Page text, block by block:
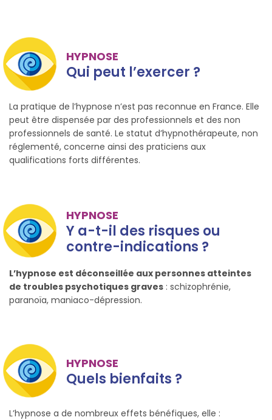
HYPNOSE
Qui peut l’exercer ?
La pratique de l’hypnose n’est pas reconnue en France. Elle
peut être dispensée par des professionnels et des non
professionnels de santé. Le statut d’hypnothérapeute, non
réglementé, concerne ainsi des praticiens aux
qualifications forts différentes.
HYPNOSE
Y a-t-il des risques ou
contre-indications ?
L’hypnose est déconseillée aux personnes atteintes
de troubles psychotiques graves : schizophrénie,
paranoïa, maniaco-dépression.
HYPNOSE
Quels bienfaits ?
L’hypnose a de nombreux effets bénéfiques, elle :